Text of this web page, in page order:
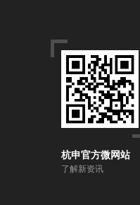
杭申官方微网站
了解新资讯